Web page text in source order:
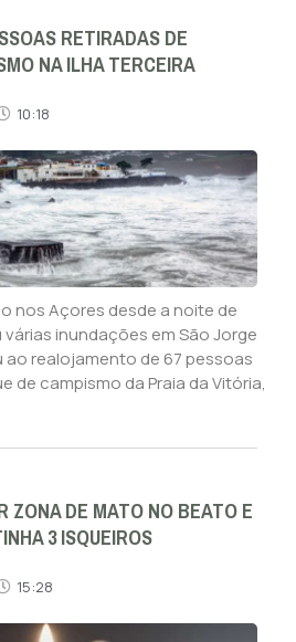
RETIRADAS DE
NA ILHA TERCEIRA
10:18
nos Açores desde a noite de
inundações em São Jorge
ao realojamento de 67 pessoas
de campismo da Praia da Vitória,
ZONA DE MATO NO BEATO E
3 ISQUEIROS
15:28